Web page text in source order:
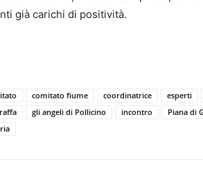
già carichi di positività.
comitato fiume coordinatrice esperti
gli angeli di Pollicino incontro Piana di